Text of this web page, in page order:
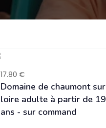
17.80 €
Domaine de chaumont sur
loire adulte à partir de 19
ans - sur command